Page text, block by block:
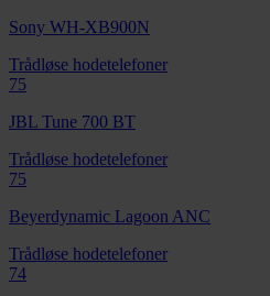
Sony WH-XB900N
Trådløse hodetelefoner
75
JBL Tune 700 BT
Trådløse hodetelefoner
75
Beyerdynamic Lagoon ANC
Trådløse hodetelefoner
74